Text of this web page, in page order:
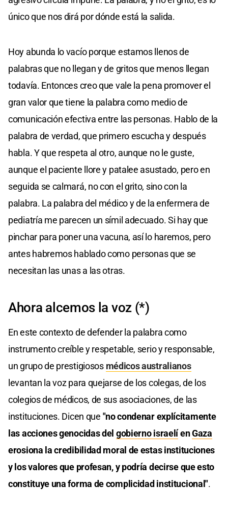
único que nos dirá por dónde está la salida.
Hoy abunda lo vacío porque estamos llenos de
palabras que no llegan y de gritos que menos llegan
todavía. Entonces creo que vale la pena promover el
gran valor que tiene la palabra como medio de
comunicación efectiva entre las personas. Hablo de la
palabra de verdad, que primero escucha y después
habla. Y que respeta al otro, aunque no le guste,
aunque el paciente llore y patalee asustado, pero en
seguida se calmará, no con el grito, sino con la
palabra. La palabra del médico y de la enfermera de
pediatría me parecen un símil adecuado. Si hay que
pinchar para poner una vacuna, así lo haremos, pero
antes habremos hablado como personas que se
necesitan las unas a las otras.
Ahora alcemos la voz (*)
En este contexto de defender la palabra como
instrumento creíble y respetable, serio y responsable,
un grupo de prestigiosos médicos australianos
levantan la voz para quejarse de los colegas, de los
colegios de médicos, de sus asociaciones, de las
instituciones. Dicen que "no condenar explícitamente
las acciones genocidas del gobierno israelíenGaza
erosiona la credibilidad moral de estas instituciones
y los valores que profesan, y podría decirse que esto
constituye una forma de complicidad institucional".